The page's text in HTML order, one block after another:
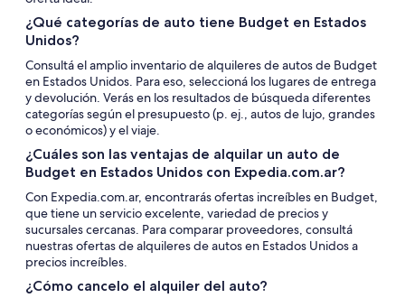
¿Qué categorías de auto tiene Budget en Estados
Unidos?
Consultá el amplio inventario de alquileres de autos de Budget
en Estados Unidos. Para eso, seleccioná los lugares de entrega
y devolución. Verás en los resultados de búsqueda diferentes
categorías según el presupuesto (p. ej., autos de lujo, grandes
o económicos) y el viaje.
¿Cuáles son las ventajas de alquilar un auto de
Budget en Estados Unidos con Expedia.com.ar?
Con Expedia.com.ar, encontrarás ofertas increíbles en Budget,
que tiene un servicio excelente, variedad de precios y
sucursales cercanas. Para comparar proveedores, consultá
nuestras ofertas de alquileres de autos en Estados Unidos a
precios increíbles.
¿Cómo cancelo el alquiler del auto?